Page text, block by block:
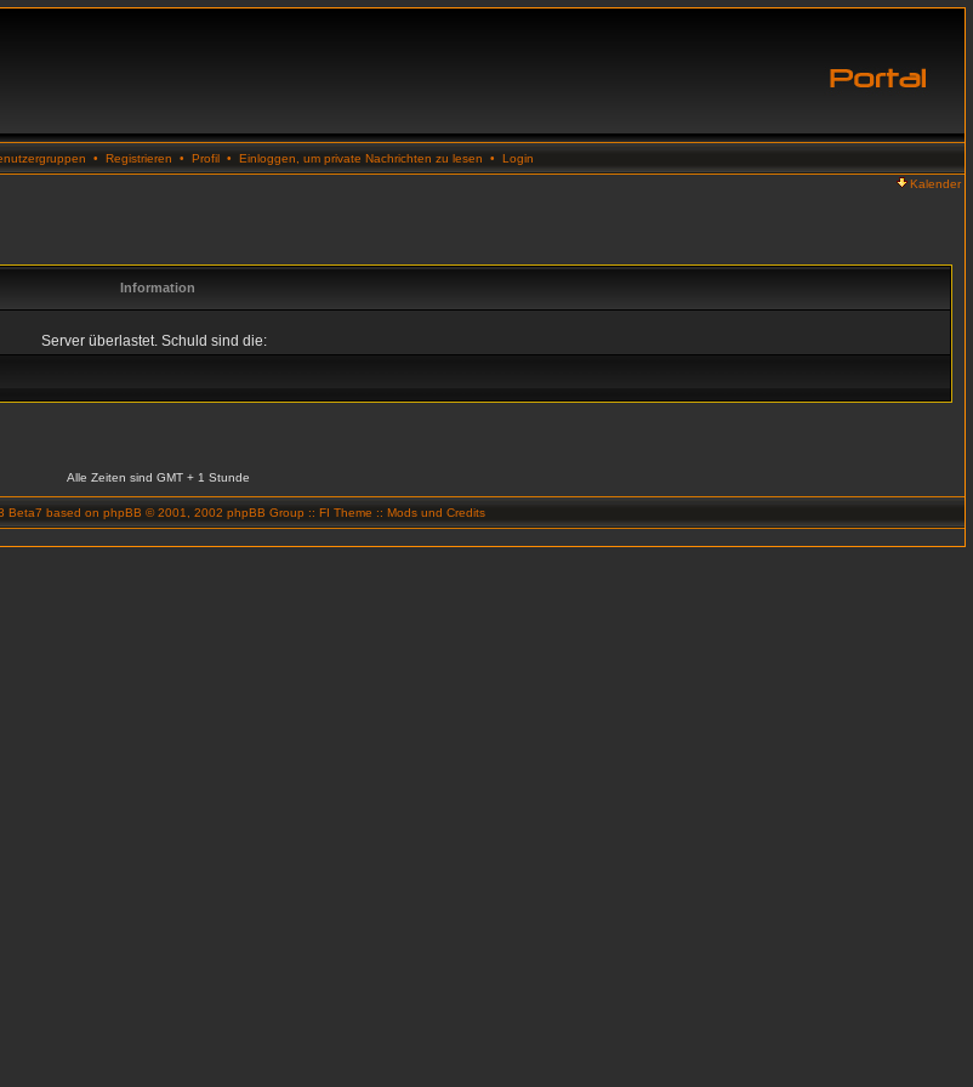
• Registrieren • Profil • Einloggen, um private Nachrichten zu lesen • Login
Kalender
Information
Server überlastet. Schuld sind die:
Alle Zeiten sind GMT + 1 Stunde
Beta7 based on phpBB © 2001, 2002 phpBB Group :: FI Theme :: Mods und Credits